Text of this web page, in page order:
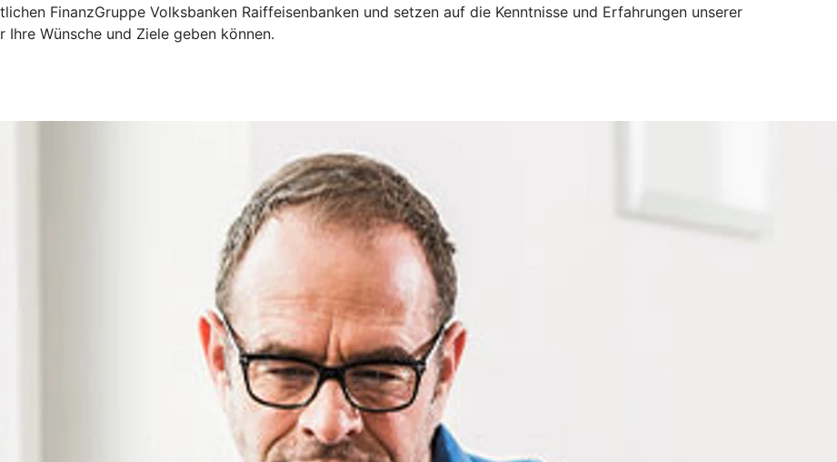
FinanzGruppe Volksbanken Raiffeisenbanken und setzen auf die Kenntnisse und Erfahrungen unserer
Wünsche und Ziele geben können.